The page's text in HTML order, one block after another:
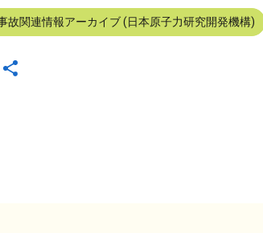
故関連情報アーカイブ (日本原子力研究開発機構)